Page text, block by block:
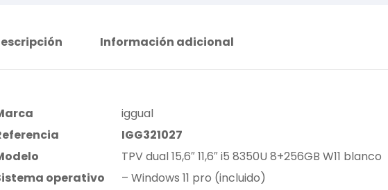
Información adicional
iggual
IGG321027
TPV dual 15,6″ 11,6″ i5 8350U 8+256GB W11 blanco
operativo
– Windows 11 pro (incluido)